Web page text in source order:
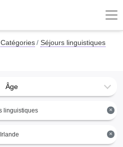
Catégories
Séjours linguistiques
Âge
×
linguistiques
×